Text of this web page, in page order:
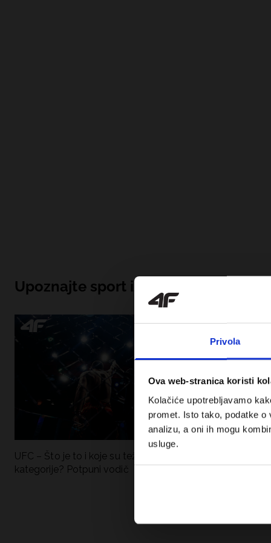
Privola
Ova web-stranica koristi
Kolačiće upotrebljavamo
promet. Isto tako, podatke
analizu, a oni ih mogu
usluge.
Upoznajte sport iznutra
UFC – Što je to i koje su težinske
kategorije? Potpuni vodič